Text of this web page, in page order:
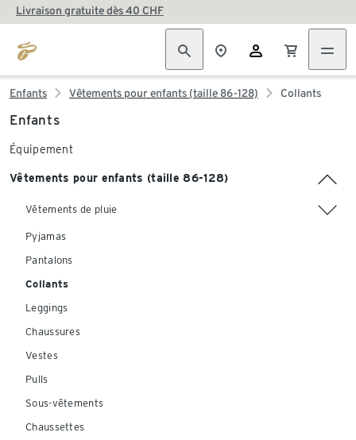
Livraison gratuite dès 40 CHF
Enfants Vêtements pour enfants (taille 86-128) Collants
Enfants
Équipement
Vêtements pour enfants (taille 86-128)
Vêtements de pluie
Pyjamas
Pantalons
Collants
Leggings
Chaussures
Vestes
Pulls
Sous-vêtements
Chaussettes